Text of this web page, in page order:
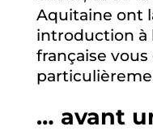
Aquitaine ont
introduction à
française
… avant